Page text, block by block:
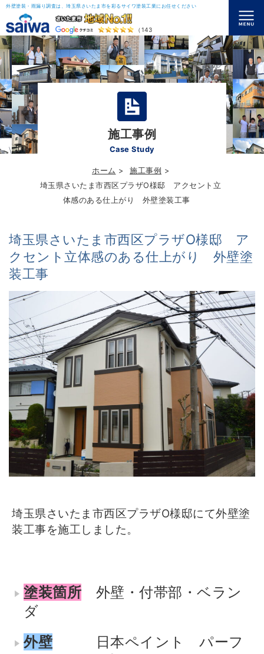
外壁塗装・雨漏り調査は、埼玉県さいたま市を彩るサイワ塗装工業にお任せください
（143）
施工事例
Case Study
ホーム
施工事例
埼玉県さいたま市西区プラザO様邸 アクセント立
体感のある仕上がり 外壁塗装工事
埼玉県さいたま市西区プラザO様邸 ア
クセント立体感のある仕上がり 外壁塗
装工事
埼玉県さいたま市西区プラザO様邸にて外壁塗
装工事を施工しました。
塗装箇所 外壁・付帯部・ベラン
ダ
外壁
日本ペイント パーフ